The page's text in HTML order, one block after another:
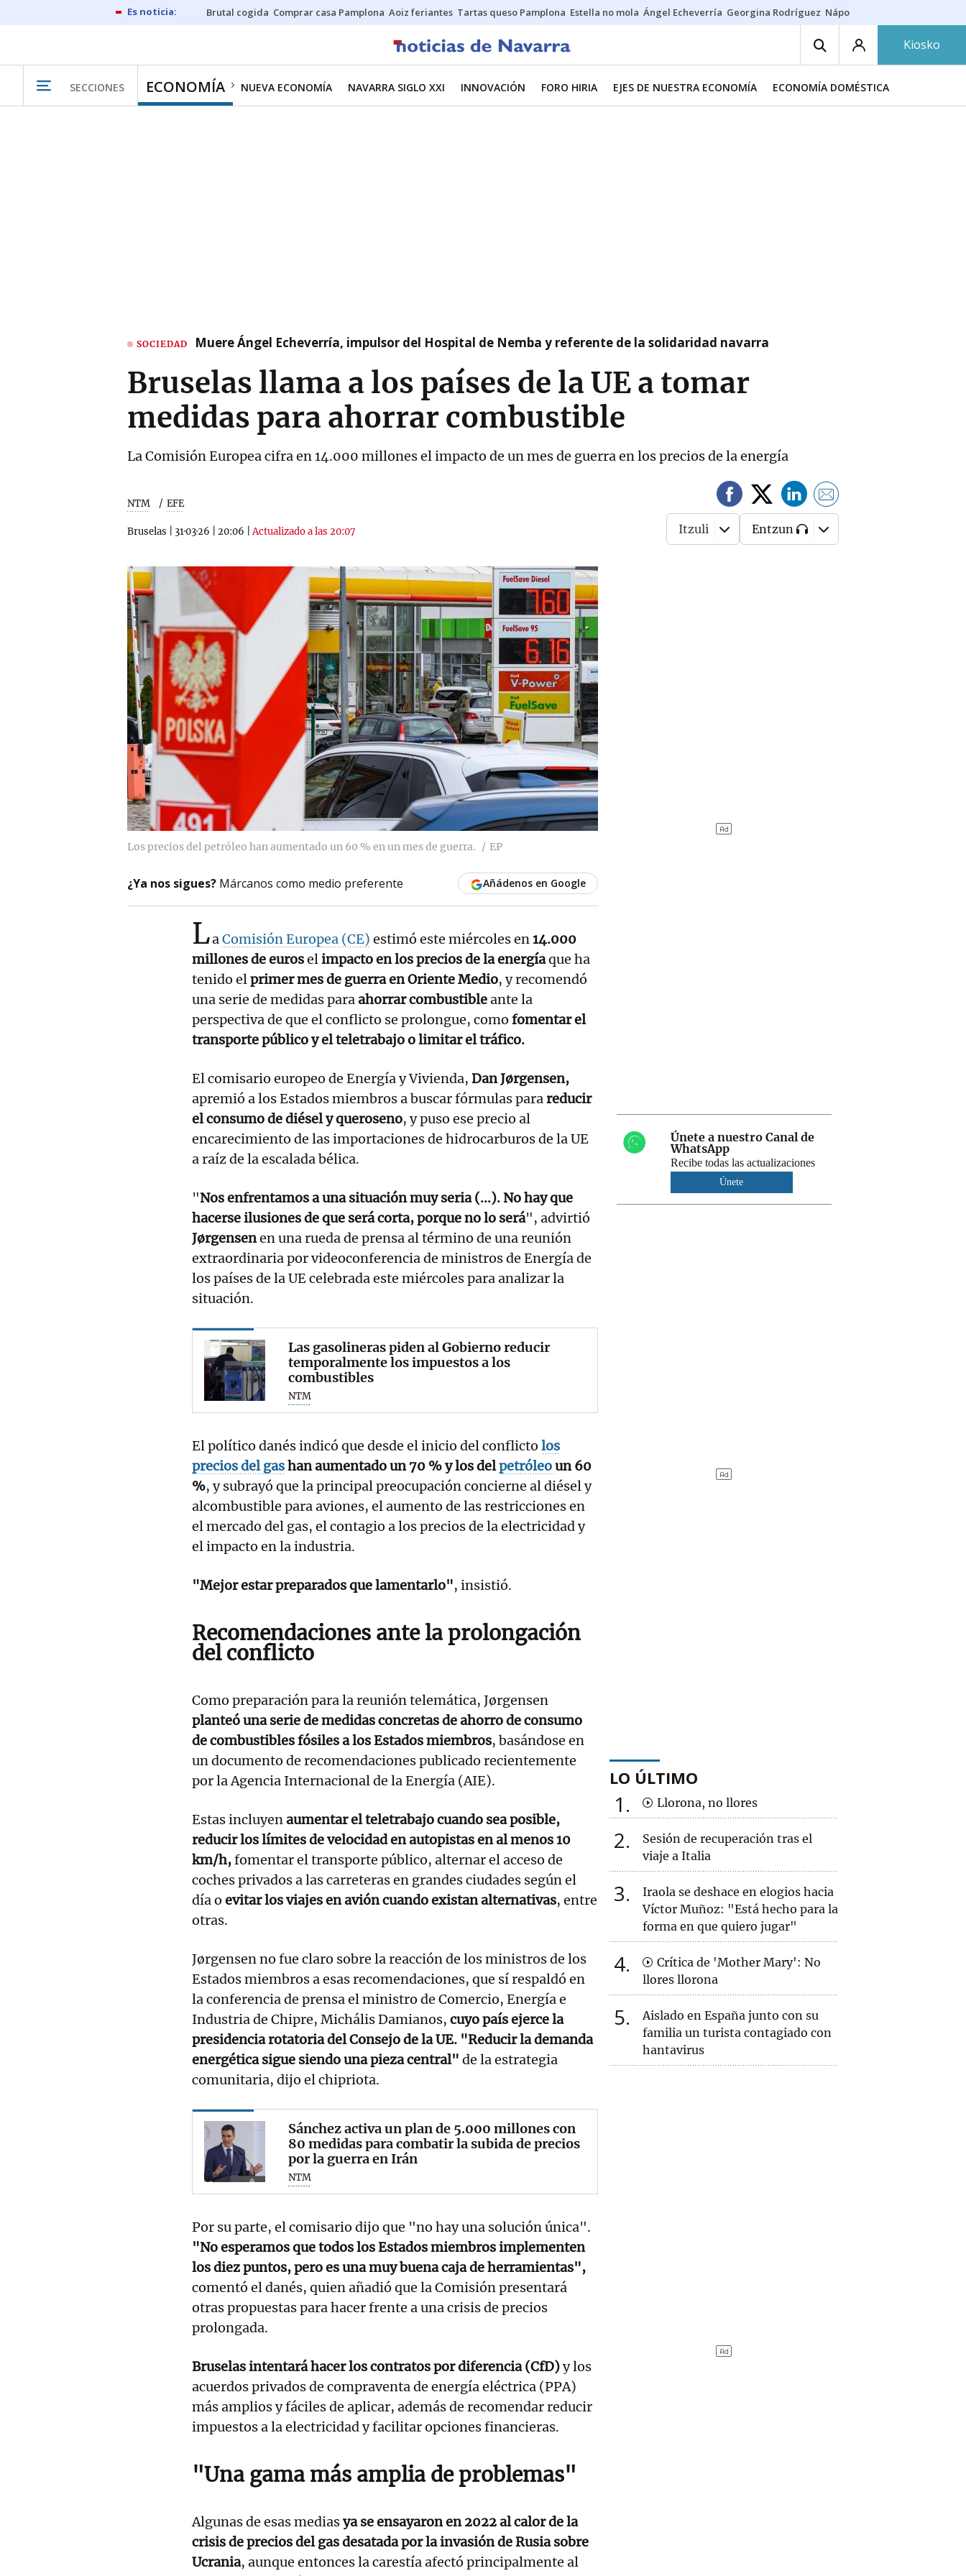
Brutal cogida Comprar casa Pamplona Aoiz feriantes Tartas queso Pamplona Estella no mola Ángel Echeverría Georgina Rodríguez Nápoles - Osasuna
Kiosko
SECCIONES ECONOMÍA NUEVA ECONOMÍA NAVARRA SIGLO XXI INNOVACIÓN FORO HIRIA EJES DE NUESTRA ECONOMÍA ECONOMÍA DOMÉSTICA
SOCIEDAD Muere Ángel Echeverría, impulsor del Hospital de Nemba y referente de la solidaridad navarra
Bruselas llama a los países de la UE a tomar
medidas para ahorrar combustible
La Comisión Europea cifra en 14.000 millones el impacto de un mes de guerra en los precios de la energía
NTM EFE
Bruselas 31·03·26 20:06 |Actualizado a las 20:07 Itzuli Entzun
Los precios del petróleo han aumentado un 60 % en un mes de guerra. EP
¿Ya nos sigues? Márcanos como medio preferente Añádenos en Google
LaComisión Europea (CE) estimó este miércoles en14.000
millones de euroselimpacto en los precios de la energíaque ha
tenido elprimer mes de guerra en Oriente Medio, y recomendó
una serie de medidas paraahorrar combustibleante la
perspectiva de que el conflicto se prolongue, como fomentar el
transporte público y el teletrabajo o limitar el tráfico.
El comisario europeo de Energía y Vivienda, Dan Jørgensen,
apremió a los Estados miembros a buscar fórmulas parareducir
el consumo de diésel y queroseno, y puso ese precio al
encarecimiento de las importaciones de hidrocarburos de la UE
a raíz de la escalada bélica.
"Nos enfrentamos a una situación muy seria (...). No hay que
hacerse ilusiones de que será corta, porque no lo será", advirtió
Jørgensenen una rueda de prensa al término de una reunión
extraordinaria por videoconferencia de ministros de Energía de
los países de la UE celebrada este miércoles para analizar la
situación.
Las gasolineras piden al Gobierno reducir
temporalmente los impuestos a los
combustibles
NTM
El político danés indicó que desde el inicio del conflicto los
precios del gashan aumentado un 70 % y los delpetróleoun 60
%, y subrayó que la principal preocupación concierne al diésel y
alcombustible para aviones, el aumento de las restricciones en
el mercado del gas, el contagio a los precios de la electricidad y
el impacto en la industria.
"Mejor estar preparados que lamentarlo", insistió.
Recomendaciones ante la prolongación
del conflicto
Como preparación para la reunión telemática, Jørgensen
planteó una serie de medidas concretas de ahorro de consumo
de combustibles fósiles a los Estados miembros, basándose en
un documento de recomendaciones publicado recientemente
por la Agencia Internacional de la Energía (AIE).
Estas incluyenaumentar el teletrabajo cuando sea posible,
reducir los límites de velocidad en autopistas en al menos 10
km/h,fomentar el transporte público, alternar el acceso de
coches privados a las carreteras en grandes ciudades según el
día o evitar los viajes en avión cuando existan alternativas, entre
otras.
Jørgensen no fue claro sobre la reacción de los ministros de los
Estados miembros a esas recomendaciones, que sí respaldó en
la conferencia de prensa el ministro de Comercio, Energía e
Industria de Chipre, Michális Damianos, cuyo país ejerce la
presidencia rotatoria del Consejo de la UE. "Reducir la demanda
energética sigue siendo una pieza central" de la estrategia
comunitaria, dijo el chipriota.
Sánchez activa un plan de 5.000 millones con
80 medidas para combatir la subida de precios
por la guerra en Irán
NTM
Por su parte, el comisario dijo que "no hay una solución única".
"No esperamos que todos los Estados miembros implementen
los diez puntos, pero es una muy buena caja de herramientas",
comentó el danés, quien añadió que la Comisión presentará
otras propuestas para hacer frente a una crisis de precios
prolongada.
Bruselas intentará hacer los contratos por diferencia (CfD)y los
acuerdos privados de compraventa de energía eléctrica (PPA)
más amplios y fáciles de aplicar, además de recomendar reducir
impuestos a la electricidad y facilitar opciones financieras.
"Una gama más amplia de problemas"
Algunas de esas mediasya se ensayaron en 2022 al calor de la
crisis de precios del gas desatada por la invasión de Rusia sobre
Ucrania, aunque entonces la carestía afectó principalmente al
Únete a nuestro Canal de
WhatsApp
Recibe todas las actualizaciones
Únete
LO ÚLTIMO
1 Llorona, no llores
2
Sesión de recuperación tras el
viaje a Italia
3
Iraola se deshace en elogios hacia
Víctor Muñoz: "Está hecho para la
forma en que quiero jugar"
4
Crítica de 'Mother Mary': No
llores llorona
5
Aislado en España junto con su
familia un turista contagiado con
hantavirus